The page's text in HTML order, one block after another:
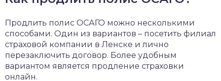
Продлить полис ОСАГО можно несколькими
способами. Один из вариантов – посетить филиал
страховой компании в Ленске и лично
перезаключить договор. Более удобным
вариантом является продление страховки
онлайн.